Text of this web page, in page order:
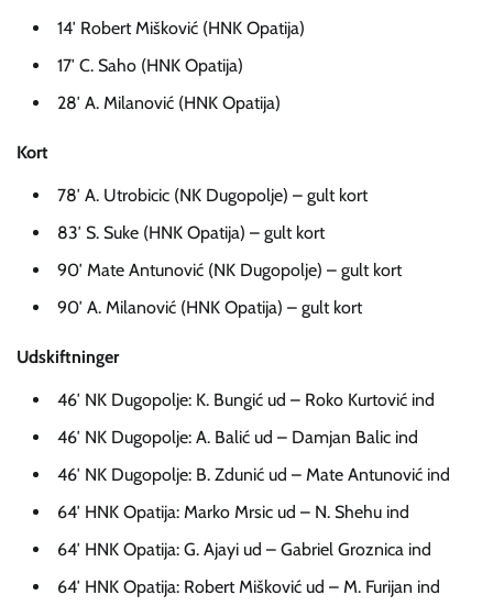
14′ Robert Mišković (HNK Opatija)
17′ C. Saho (HNK Opatija)
28′ A. Milanović (HNK Opatija)
Kort
78′ A. Utrobicic (NK Dugopolje) – gult kort
83′ S. Suke (HNK Opatija) – gult kort
90′ Mate Antunović (NK Dugopolje) – gult kort
90′ A. Milanović (HNK Opatija) – gult kort
Udskiftninger
46′ NK Dugopolje: K. Bungić ud – Roko Kurtović ind
46′ NK Dugopolje: A. Balić ud – Damjan Balic ind
46′ NK Dugopolje: B. Zdunić ud – Mate Antunović ind
64′ HNK Opatija: Marko Mrsic ud – N. Shehu ind
64′ HNK Opatija: G. Ajayi ud – Gabriel Groznica ind
64′ HNK Opatija: Robert Mišković ud – M. Furijan ind